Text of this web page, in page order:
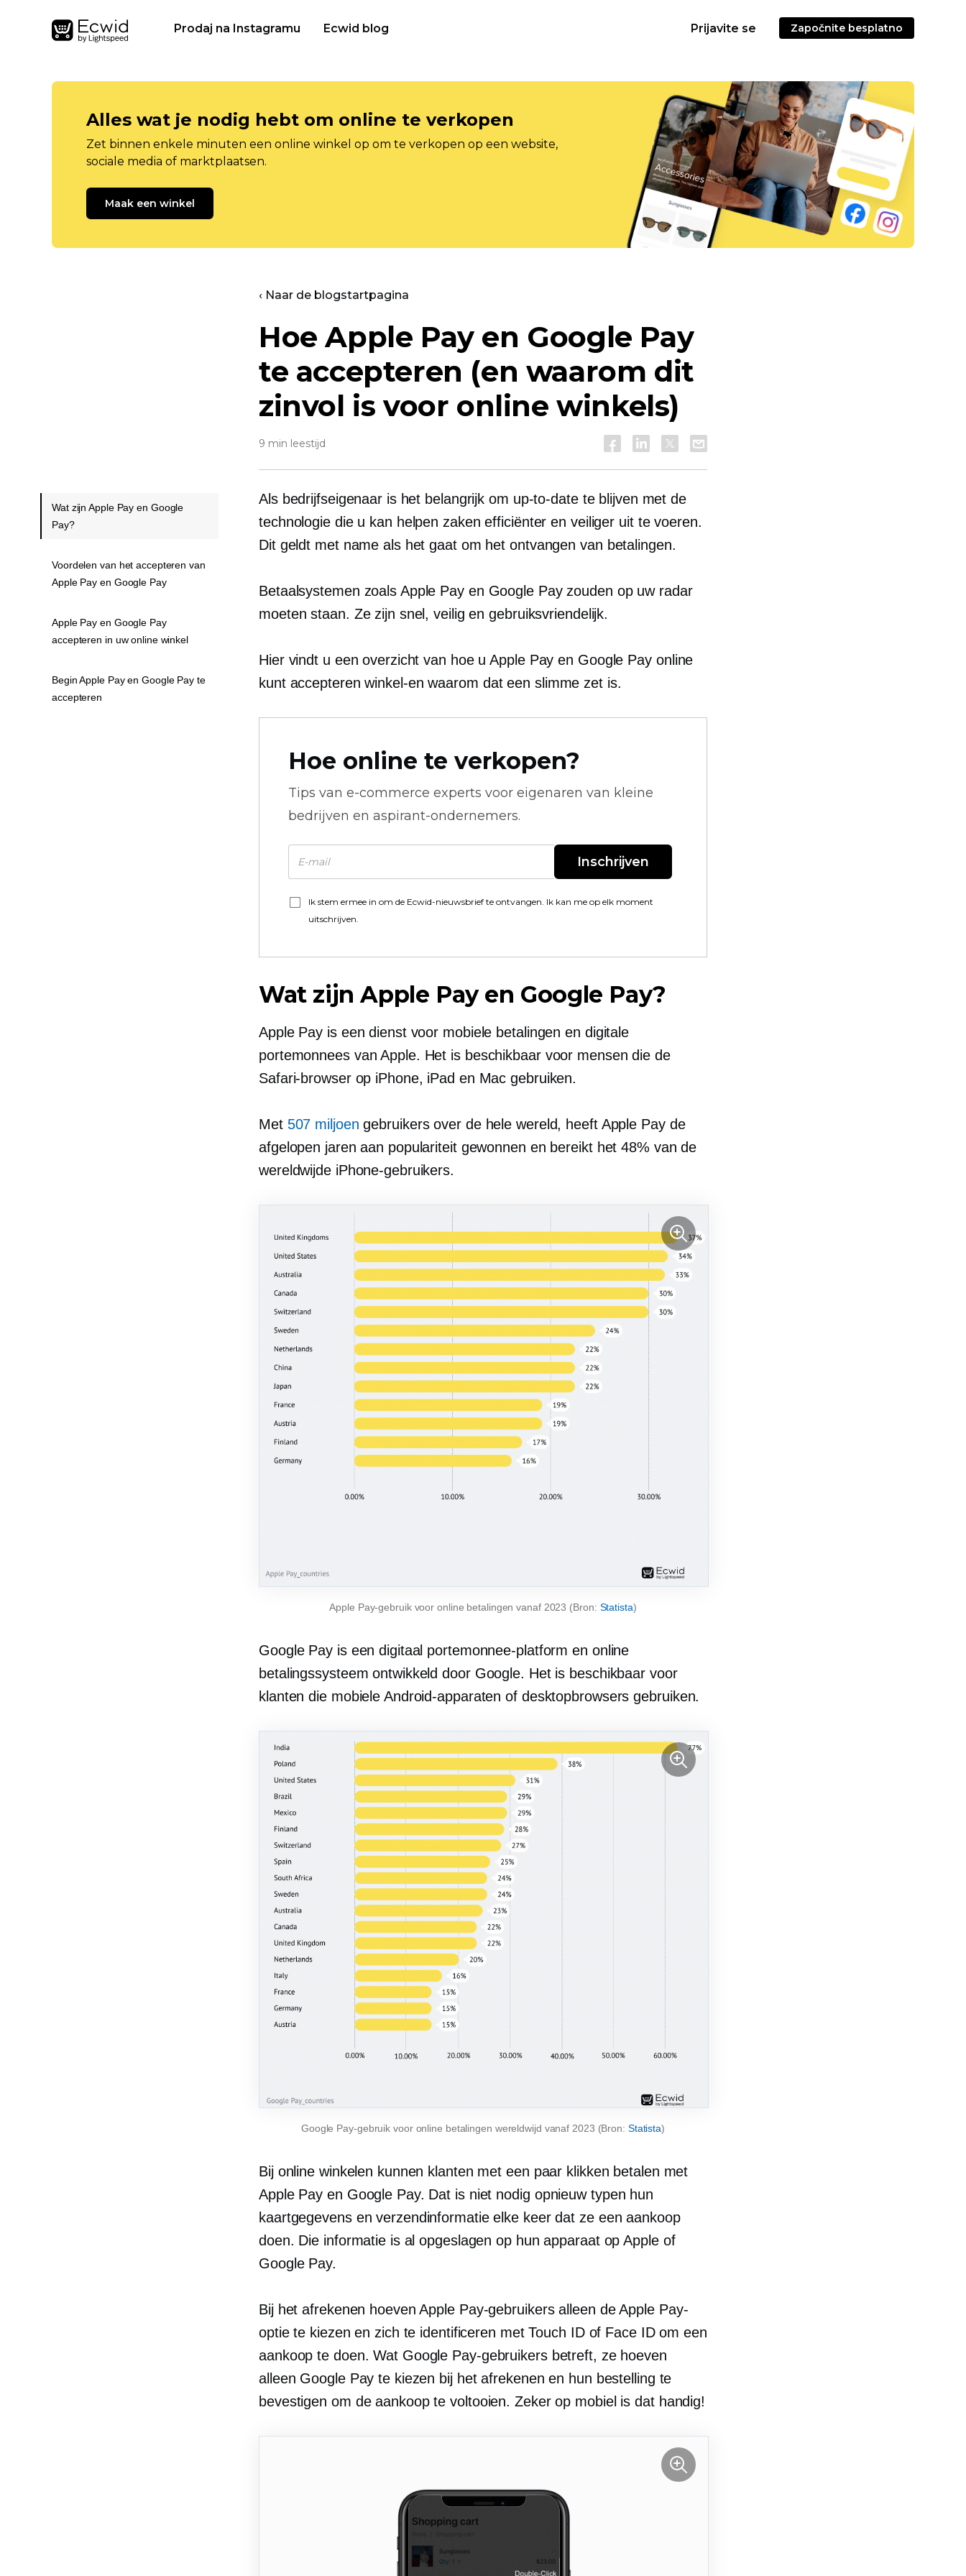
Prodaj na Instagramu Ecwid blog Prijavite se Započnite besplatno
Alles wat je nodig hebt om online te verkopen
Zet binnen enkele minuten een online winkel op om te verkopen op een website,
sociale media of marktplaatsen.
Maak een winkel
‹ Naar de blogstartpagina
Hoe Apple Pay en Google Pay
te accepteren (en waarom dit
zinvol is voor online winkels)
9 min leestijd
Als bedrijfseigenaar is het belangrijk om up-to-date te blijven met de
technologie die u kan helpen zaken efficiënter en veiliger uit te voeren.
Dit geldt met name als het gaat om het ontvangen van betalingen.
Betaalsystemen zoals Apple Pay en Google Pay zouden op uw radar
moeten staan. Ze zijn snel, veilig en gebruiksvriendelijk.
Hier vindt u een overzicht van hoe u Apple Pay en Google Pay online
kunt accepterenwinkel-en waarom dat een slimme zet is.
Hoe online te verkopen?
Tips van e-commerce experts voor eigenaren van kleine
bedrijven en aspirant-ondernemers.
Inschrijven
Ik stem ermee in om de Ecwid-nieuwsbrief te ontvangen. Ik kan me op elk moment
uitschrijven.
Wat zijn Apple Pay en Google Pay?
Apple Pay is een dienst voor mobiele betalingen en digitale
portemonnees van Apple. Het is beschikbaar voor mensen die de
Safari-browser op iPhone, iPad en Mac gebruiken.
Met 507 miljoen gebruikers over de hele wereld, heeft Apple Pay de
afgelopen jaren aan populariteit gewonnen en bereikt het 48% van de
wereldwijde iPhone-gebruikers.
Apple Pay-gebruik voor online betalingen vanaf 2023 (Bron: Statista)
Google Pay is een digitaal portemonnee-platform en online
betalingssysteem ontwikkeld door Google. Het is beschikbaar voor
klanten die mobiele Android-apparaten of desktopbrowsers gebruiken.
Google Pay-gebruik voor online betalingen wereldwijd vanaf 2023 (Bron: Statista)
Bij online winkelen kunnen klanten met een paar klikken betalen met
Apple Pay en Google Pay. Dat is niet nodig opnieuw typen hun
kaartgegevens en verzendinformatie elke keer dat ze een aankoop
doen. Die informatie is al opgeslagen op hun apparaat op Apple of
Google Pay.
Bij het afrekenen hoeven Apple Pay-gebruikers alleen de Apple Pay-
optie te kiezen en zich te identificeren met Touch ID of Face ID om een
​​aankoop te doen. Wat Google Pay-gebruikers betreft, ze hoeven
alleen Google Pay te kiezen bij het afrekenen en hun bestelling te
bevestigen om de aankoop te voltooien. Zeker op mobiel is dat handig!
Wat zijn Apple Pay en Google
Pay?
Voordelen van het accepteren van
Apple Pay en Google Pay
Apple Pay en Google Pay
accepteren in uw online winkel
Begin Apple Pay en Google Pay te
accepteren